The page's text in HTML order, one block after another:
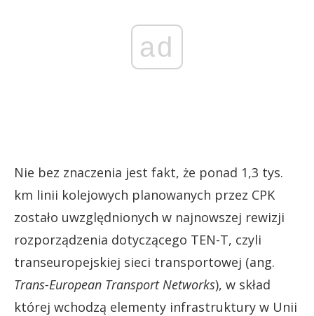
ad
Nie bez znaczenia jest fakt, że ponad 1,3 tys.
km linii kolejowych planowanych przez CPK
zostało uwzględnionych w najnowszej rewizji
rozporządzenia dotyczącego TEN-T, czyli
transeuropejskiej sieci transportowej (ang.
Trans-European Transport Networks), w skład
której wchodzą elementy infrastruktury w Unii